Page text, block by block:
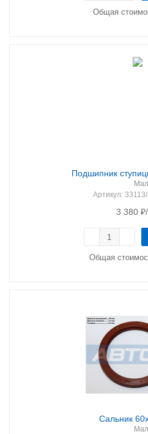
Общая
Подшипник
Артикул:
3 380 ₽
Общая
Сальник